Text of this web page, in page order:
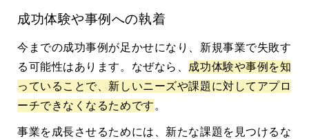
成功体験や事例への執着
今までの成功事例が足かせになり、新規事業で失敗す
る可能性はあります。なぜなら、 成功体験や事例を知
っていることで、新しいニーズや課題に対してアプロ
ーチできなくなるためです 。
事業を成長させるためには、新たな課題を見つけるな